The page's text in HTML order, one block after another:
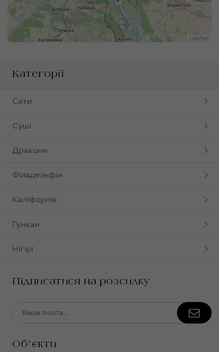
Leaflet
Категорії
Сети
Суші
Дракони
Філадельфія
Каліфорнія
Гункан
Нігірі
Підписатися на розсилку
Обʼєкти